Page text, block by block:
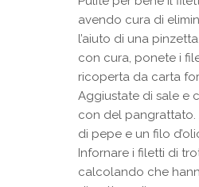
avendo cura di
l’aiuto di una
con cura, ponete i
ricoperta da carta
Aggiustate di sale e
con del
di pepe e un filo
Infornare i filetti di
calcolando che